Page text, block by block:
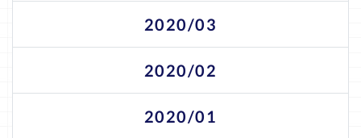
2020/03
2020/02
2020/01